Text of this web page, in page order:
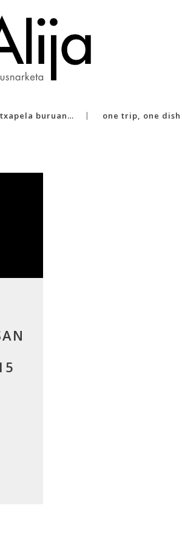
txapela buruan… one trip, one dish